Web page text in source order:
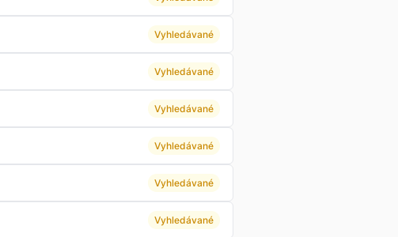
Vyhledávané
Vyhledávané
Vyhledávané
Vyhledávané
Vyhledávané
Vyhledávané